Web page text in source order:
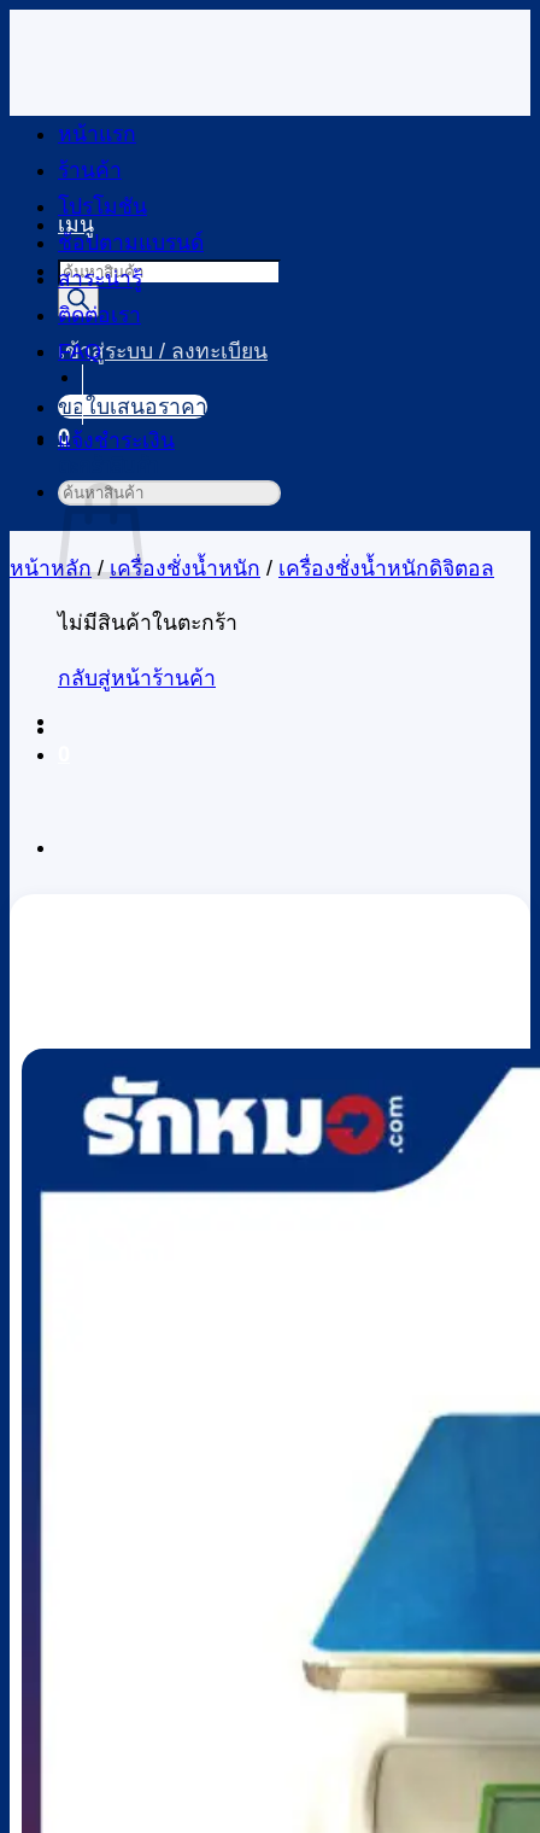
เนื้อหา
เมนู
Products
search
เข้าสู่ระบบ / ลงทะเบียน
0
ไม่มีสินค้าในตะกร้า
กลับสู่หน้าร้านค้า
หน้าแรก
ร้านค้า
โปรโมชัน
ช้อปตามแบรนด์
สาระน่ารู้
ติดต่อเรา
FAQ
ขอใบเสนอราคา
แจ้งชำระเงิน
ค้นหา:
หน้าหลัก / เครื่องชั่งน้ำหนัก / เครื่องชั่งน้ำหนักดิจิตอล